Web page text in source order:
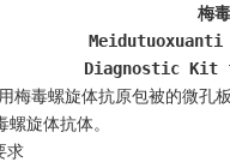
梅
Diagnostic Kit
螺旋体抗体。
求